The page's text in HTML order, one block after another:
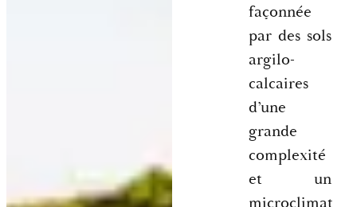
façonnée
par des sols
argilo-
calcaires
d’une
grande
complexité
et un
microclimat